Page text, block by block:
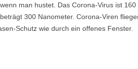
man hustet. Das Corona-Virus ist 160
300 Nanometer. Corona-Viren
Schutz wie durch ein offenes Fenster.